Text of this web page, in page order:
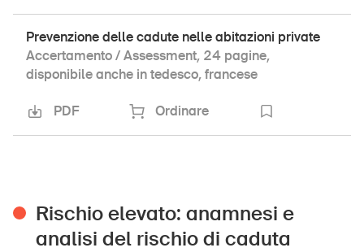
Prevenzione delle cadute nelle abitazioni private
Accertamento / Assessment, 24 pagine,
disponibile anche in tedesco, francese
PDF Ordinare
Rischio elevato: anamnesi e
analisi del rischio di caduta